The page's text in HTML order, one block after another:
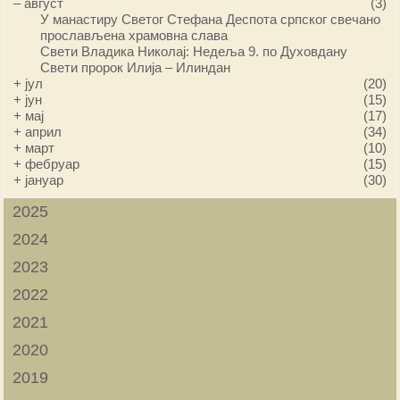
У манастиру Светог Стефана Деспота српског свечано
прослављена храмовна слава
Свети Владика Николај: Недеља 9. по Духовдану
Свети пророк Илија – Илиндан
+ јул
(20)
+ јун
(15)
+ мај
(17)
+април
(34)
+ март
(10)
+фебруар
(15)
+ јануар (30)
2025
2024
2023
2022
2021
2020
2019